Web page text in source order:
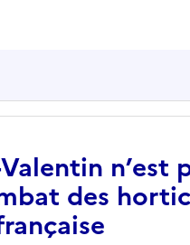
n’est
des